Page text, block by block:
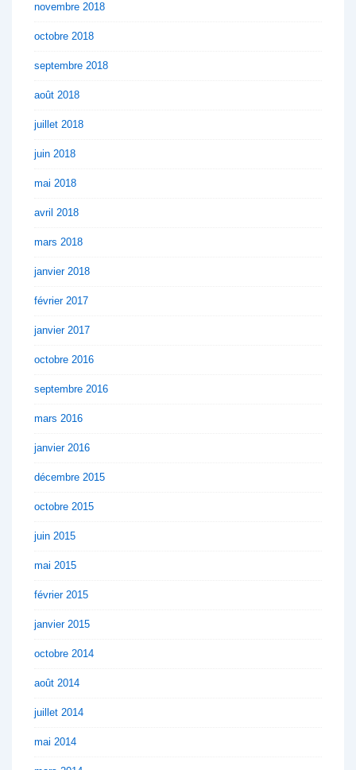
novembre 2018
octobre 2018
septembre 2018
août 2018
juillet 2018
juin 2018
mai 2018
avril 2018
mars 2018
janvier 2018
février 2017
janvier 2017
octobre 2016
septembre 2016
mars 2016
janvier 2016
décembre 2015
octobre 2015
juin 2015
mai 2015
février 2015
janvier 2015
octobre 2014
août 2014
juillet 2014
mai 2014